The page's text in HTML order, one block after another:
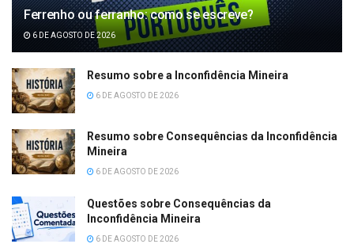
Ferrenho ou ferranho: como se escreve?
6 DE AGOSTO DE 2026
Resumo sobre a Inconfidência Mineira
6 DE AGOSTO DE 2026
Resumo sobre Consequências da Inconfidência
Mineira
6 DE AGOSTO DE 2026
Questões sobre Consequências da
Inconfidência Mineira
6 DE AGOSTO DE 2026